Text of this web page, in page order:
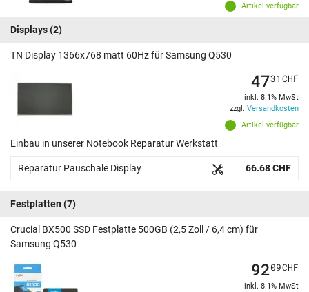
Artikel verfügbar
Displays(2)
TN Display 1366x768 matt 60Hz für Samsung Q530
Artikel verfügbar
4731 CHF
inkl. 8.1% MwSt
zzgl. Versandkosten
Einbau in unserer Notebook Reparatur Werkstatt
Reparatur Pauschale Display 66.68 CHF
Festplatten (7)
Crucial BX500 SSD Festplatte 500GB (2,5 Zoll / 6,4 cm) für
Samsung Q530
9209CHF
inkl. 8.1% MwSt